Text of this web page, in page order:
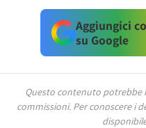
Aggiungici
su Google
Questo contenuto potrebbe
commissioni. Per conoscere i